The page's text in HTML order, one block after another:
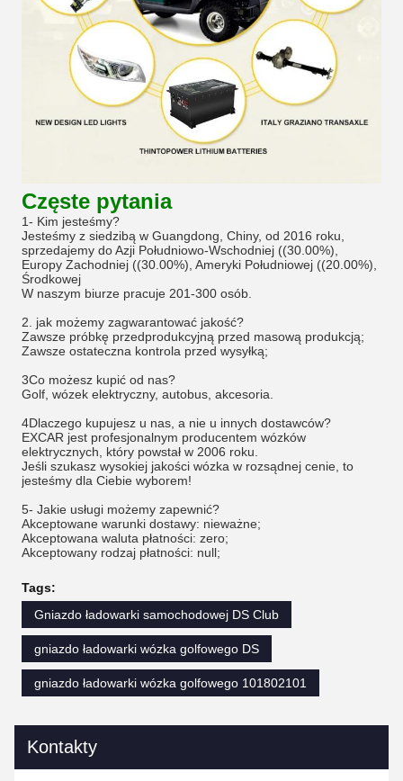
Częste pytania
1- Kim jesteśmy?
Jesteśmy z siedzibą w Guangdong, Chiny, od 2016 roku,
sprzedajemy do Azji Południowo-Wschodniej ((30.00%),
Europy Zachodniej ((30.00%), Ameryki Południowej ((20.00%),
Środkowej
W naszym biurze pracuje 201-300 osób.
2. jak możemy zagwarantować jakość?
Zawsze próbkę przedprodukcyjną przed masową produkcją;
Zawsze ostateczna kontrola przed wysyłką;
3Co możesz kupić od nas?
Golf, wózek elektryczny, autobus, akcesoria.
4Dlaczego kupujesz u nas, a nie u innych dostawców?
EXCAR jest profesjonalnym producentem wózków
elektrycznych, który powstał w 2006 roku.
Jeśli szukasz wysokiej jakości wózka w rozsądnej cenie, to
jesteśmy dla Ciebie wyborem!
5- Jakie usługi możemy zapewnić?
Akceptowane warunki dostawy: nieważne;
Akceptowana waluta płatności: zero;
Akceptowany rodzaj płatności: null;
Tags:
Gniazdo ładowarki samochodowej DS Club
gniazdo ładowarki wózka golfowego DS
gniazdo ładowarki wózka golfowego 101802101
Kontakty